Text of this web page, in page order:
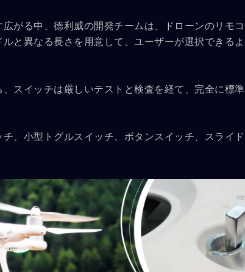
がる中、德利威の開発チームは、ドローンのリモ
と異なる長さを用意して、ユーザーが選択できる
スイッチは厳しいテストと検査を経て、完全に標
、小型トグルスイッチ、ボタンスイッチ、スライ